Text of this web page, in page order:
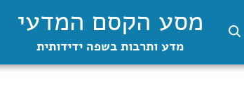
מסע הקסם המדעי
מדע ותרבות בשפה ידידותית